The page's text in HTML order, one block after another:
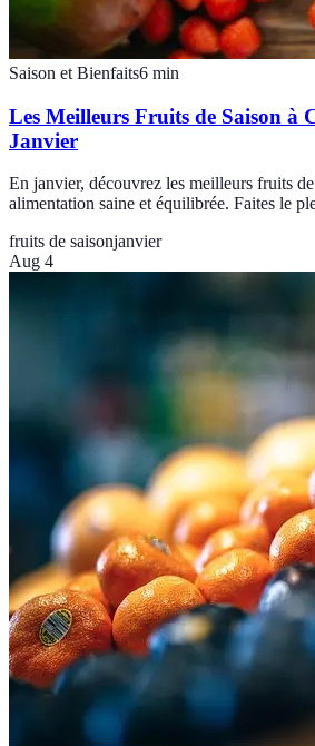
Saison et Bienfaits6 min
Les Meilleurs Fruits de Saison à
Janvier
En janvier, découvrez les meilleurs fruits
alimentation saine et équilibrée. Faites le
fruits de saisonjanvier
Aug 4